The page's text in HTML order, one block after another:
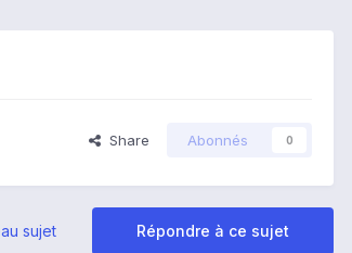
Share Abonnés 0
Répondre à ce sujet
sujet